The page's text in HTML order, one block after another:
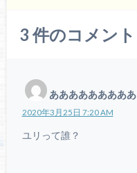
3 件のコメント
あああああああああ
2020年3月25日 7:20 AM
ユリって誰？